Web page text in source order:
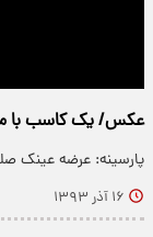
عکس/ یک کاسب با
پارسینه: عرضه عينک
۱۶ آذر ۱۳۹۳